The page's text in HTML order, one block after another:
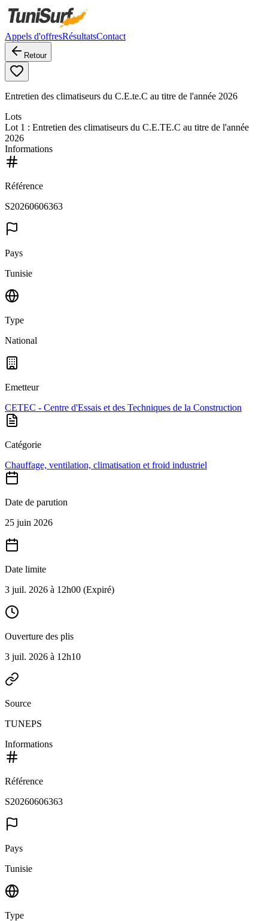
Appels d'offresRésultatsContact
Retour
Entretien des climatiseurs du C.E.te.C au titre de l'année 2026
Lots
Lot 1 : Entretien des climatiseurs du C.E.TE.C au titre de l'année
2026
Informations
Référence
S20260606363
Pays
Tunisie
Type
National
Emetteur
CETEC - Centre d'Essais et des Techniques de la Construction
Catégorie
Chauffage, ventilation, climatisation et froid industriel
Date de parution
25 juin 2026
Date limite
3 juil. 2026 à 12h00 (Expiré)
Ouverture des plis
3 juil. 2026 à 12h10
Source
TUNEPS
Informations
Référence
S20260606363
Pays
Tunisie
Type